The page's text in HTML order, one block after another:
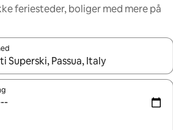
feriesteder, boliger med mere på
er tilgængelige, skal du navigere